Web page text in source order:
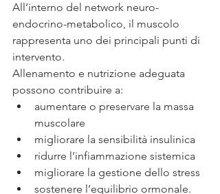
All’interno del network neuro-
endocrino-metabolico, il muscolo
rappresenta uno dei principali punti di
intervento.
Allenamento e nutrizione adeguata
possono contribuire a:
aumentare o preservare la massa
muscolare
migliorare la sensibilità insulinica
ridurre l’infiammazione sistemica
migliorare la gestione dello stress
sostenere l’equilibrio ormonale.